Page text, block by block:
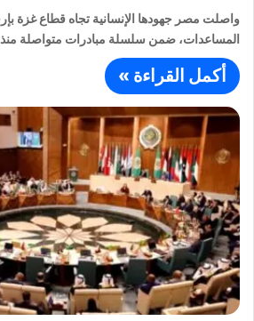
المساعدات، ضمن سلسلة مبادرات متواصلة منذ 27 يوليو الماضي.…
أكمل القراءة »